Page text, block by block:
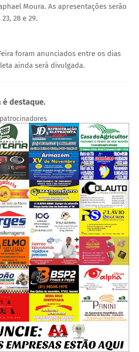
Moura. As apresentações serão
28 e 29.
foram anunciados entre os dias
ainda será divulgada.
é destaque.